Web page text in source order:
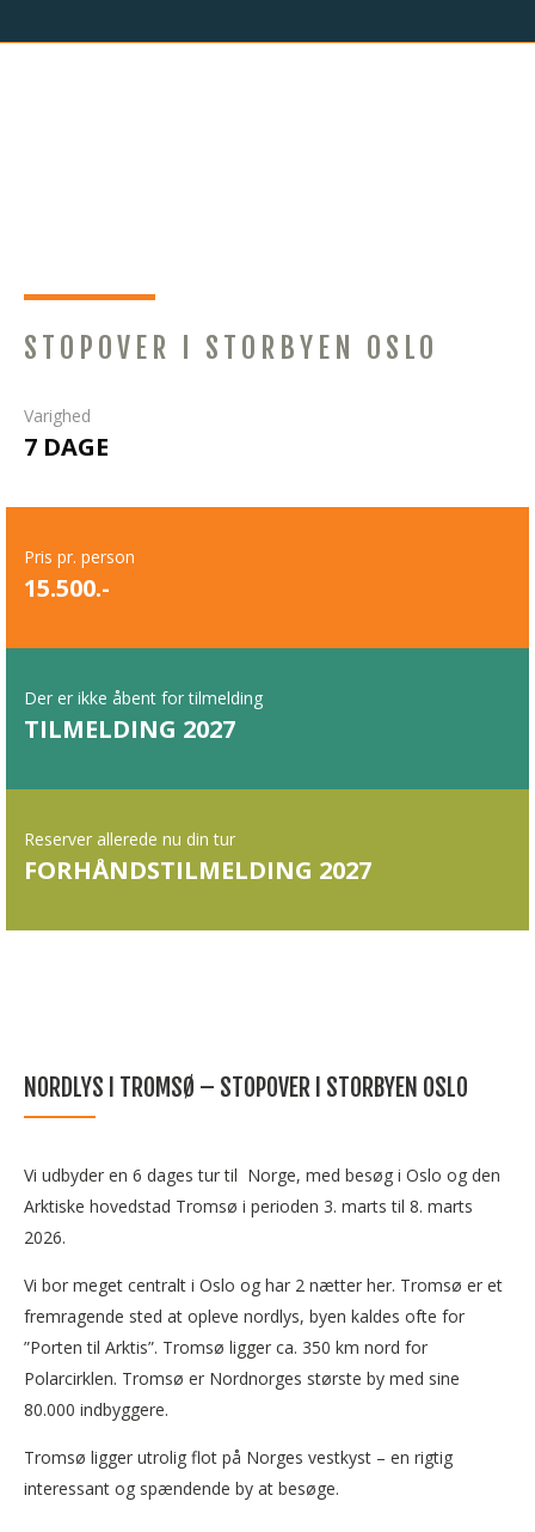
STOPOVER I STORBYEN OSLO
Varighed
7 DAGE
Pris pr. person
15.500.-
Der er ikke åbent for tilmelding
TILMELDING 2027
Reserver allerede nu din tur
FORHÅNDSTILMELDING 2027
NORDLYS I TROMSØ – STOPOVER I STORBYEN OSLO
Vi udbyder en 6 dages tur til Norge, med besøg i Oslo og den
Arktiske hovedstad Tromsø i perioden 3. marts til 8. marts
2026.
Vi bor meget centralt i Oslo og har 2 nætter her. Tromsø er et
fremragende sted at opleve nordlys, byen kaldes ofte for
”Porten til Arktis”. Tromsø ligger ca. 350 km nord for
Polarcirklen. Tromsø er Nordnorges største by med sine
80.000 indbyggere.
Tromsø ligger utrolig flot på Norges vestkyst – en rigtig
interessant og spændende by at besøge.